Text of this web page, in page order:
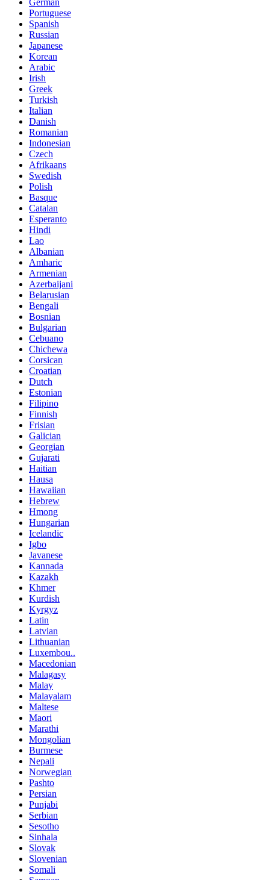
Portuguese
Spanish
Russian
Japanese
Korean
Arabic
Irish
Greek
Turkish
Italian
Danish
Romanian
Indonesian
Czech
Afrikaans
Swedish
Polish
Basque
Catalan
Esperanto
Hindi
Lao
Albanian
Amharic
Armenian
Azerbaijani
Belarusian
Bengali
Bosnian
Bulgarian
Cebuano
Chichewa
Corsican
Croatian
Dutch
Estonian
Filipino
Finnish
Frisian
Galician
Georgian
Gujarati
Haitian
Hausa
Hawaiian
Hebrew
Hmong
Hungarian
Icelandic
Igbo
Javanese
Kannada
Kazakh
Khmer
Kurdish
Kyrgyz
Latin
Latvian
Lithuanian
Luxembou..
Macedonian
Malagasy
Malay
Malayalam
Maltese
Maori
Marathi
Mongolian
Burmese
Nepali
Norwegian
Pashto
Persian
Punjabi
Serbian
Sesotho
Sinhala
Slovak
Slovenian
Somali